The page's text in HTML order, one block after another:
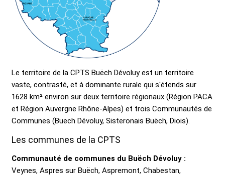
Le territoire de la CPTS Buëch Dévoluy est un territoire
vaste, contrasté, et à dominante rurale qui s'étends sur
1628 km² environ sur deux territoire régionaux (Région PACA
et Région Auvergne Rhône-Alpes) et trois Communautés de
Communes (Buech Dévoluy, Sisteronais Buëch, Diois).
Les communes de la CPTS
Communauté de communes du Buëch Dévoluy :
Veynes,Aspres sur Buëch,Aspremont,Chabestan,